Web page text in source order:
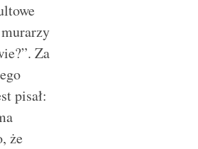
Za
pisał:
że